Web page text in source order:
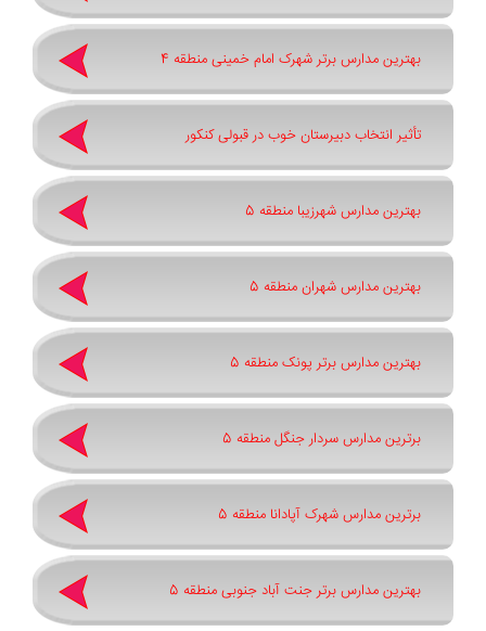
بهترین مدارس برتر شهرک امام خمینی منطقه 4
تأثیر انتخاب دبیرستان خوب در قبولی کنکور
بهترین مدارس شهرزیبا منطقه 5
بهترین مدارس شهران منطقه 5
بهترین مدارس برتر پونک منطقه 5
برترین مدارس سردار جنگل منطقه 5
برترین مدارس شهرک آپادانا منطقه 5
بهترین مدارس برتر جنت آباد جنوبی منطقه 5